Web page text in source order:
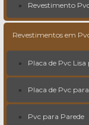
Revestimento
Revestimentos em
Placa de Pvc
Placa de Pvc
Pvc para Parede